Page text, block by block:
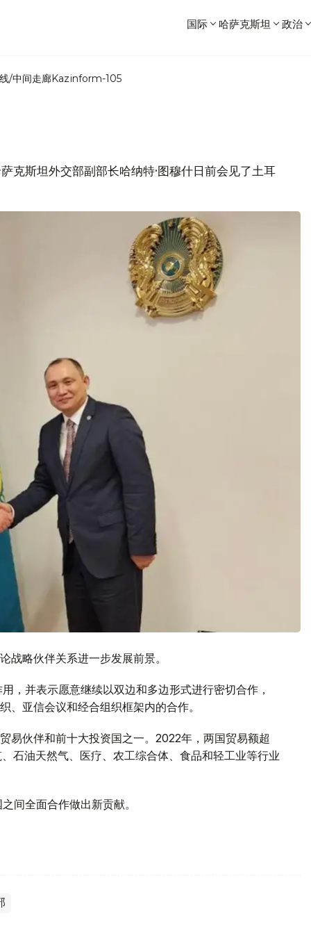
国际 哈萨克斯坦 政治
/中间走廊Kazinform-105
斯坦外交部副部长哈纳特·图穆什日前会见了土耳
战略伙伴关系进一步发展前景。
，并表示愿意继续以双边和多边形式进行密切合作，
、亚信会议和经合组织框架内的合作。
易伙伴和前十大投资国之一。2022年，两国贸易额超
石油天然气、医疗、农工综合体、食品和轻工业等行业
间全面合作做出新贡献。